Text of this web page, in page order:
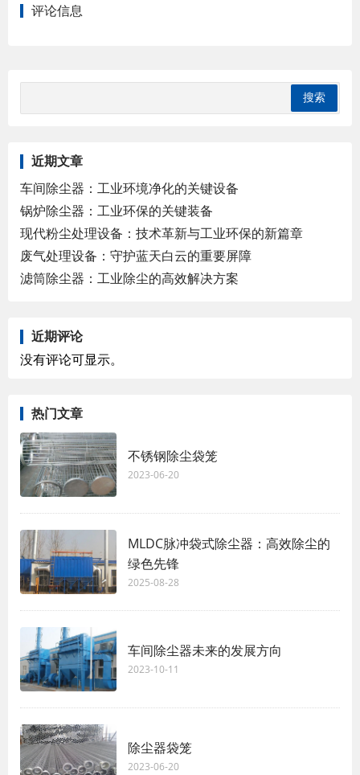
评论信息
近期文章
车间除尘器：工业环境净化的关键设备
锅炉除尘器：工业环保的关键装备
现代粉尘处理设备：技术革新与工业环保的新篇章
废气处理设备：守护蓝天白云的重要屏障
滤筒除尘器：工业除尘的高效解决方案
近期评论
没有评论可显示。
热门文章
不锈钢除尘袋笼
2023-06-20
MLDC脉冲袋式除尘器：高效除尘的
绿色先锋
2025-08-28
车间除尘器未来的发展方向
2023-10-11
除尘器袋笼
2023-06-20